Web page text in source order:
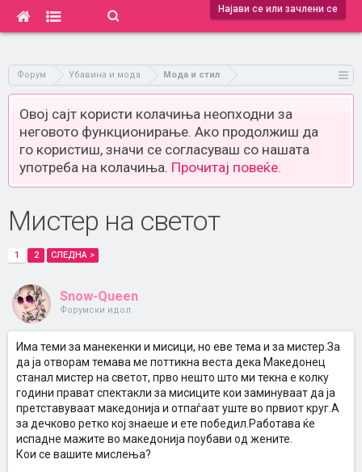
Најави се или зачлени се
Форум Убавина и мода Мода и стил
Овој сајт користи колачиња неопходни за
неговото функционирање. Ако продолжиш да
го користиш, значи се согласуваш со нашата
употреба на колачиња. Прочитај повеќе.
Мистер на светот
1 2 СЛЕДНА >
Snow-Queen
Форумски идол
Има теми за манекенки и мисици, но еве тема и за мистер.За
да ја отворам темава ме поттикна веста дека Македонец
станал мистер на светот, прво нешто што ми текна е колку
години прават спектакли за мисиците кои заминуваат да ја
претставуваат македонија и отпаѓаат уште во првиот круг.А
за дечково ретко кој знаеше и ете победил.Работава ќе
испадне мажите во македонија поубави од жените.
Кои се вашите мислења?